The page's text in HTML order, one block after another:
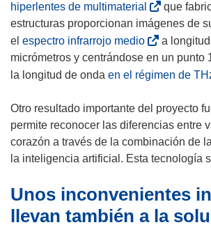
hiperlentes de multimaterial
s
e
a
b
i
r
á
e
u
a
que
estructuras proporcionan imágenes de
el espectro infrarrojo medio(
s
e
b
r
i
r
e
u
a
micrómetros y centrándose en un punto
la longitud de onda en el régimen de
Otro resultado importante del proyecto
permite reconocer las diferencias entre
corazón a través de la combinación de
la inteligencia artificial. Esta tecnología
Unos inconvenientes
llevan también a la